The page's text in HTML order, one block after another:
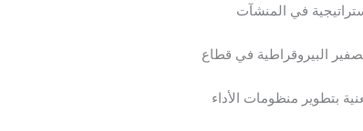
في المنشآت
البيروقراطية في قطاع
بتطوير منظومات الأداء